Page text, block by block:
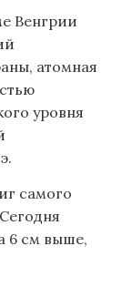
Венгрии
атомная
уровня
самого
6 см выше,